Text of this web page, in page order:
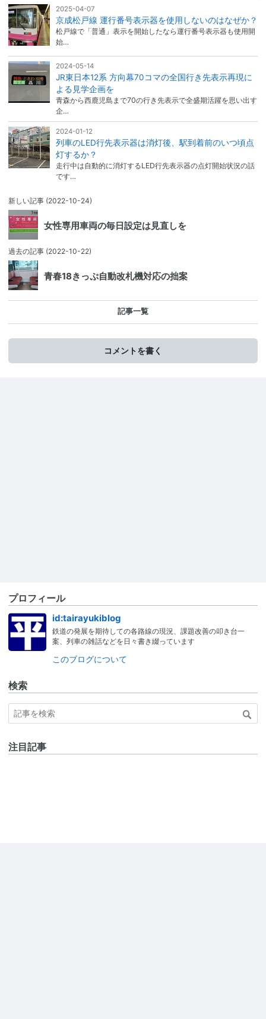
2025-04-07
京成松戸線 運行番号表示器を使用しないのはなぜか？
松戸線で「普通」表示を開始したなら運行番号表示器も使用開
始…
2024-05-14
JR東日本12系 方向幕70コマの全国行き先表示再現に
よる見学企画を
青森から西鹿児島まで70の行き先表示で全盛期活躍を思い出す
企…
2024-01-12
列車のLED行先表示器は消灯後、駅到着前のいつ頃点
灯するか？
走行中は自動的に消灯するLED行先表示器の点灯開始状況の話
です…
新しい記事 (2022-10-24)
女性専用車両の毎日設定は見直しを
過去の記事 (2022-10-22)
青春18きっぷ自動改札機対応の拙案
記事一覧
コメントを書く
プロフィール
id:tairayukiblog
鉄道の発展を期待しての各路線の現況、課題改善の叩き台一
案、列車の雑話などを日々書き綴っています
このブログについて
検索
注目記事